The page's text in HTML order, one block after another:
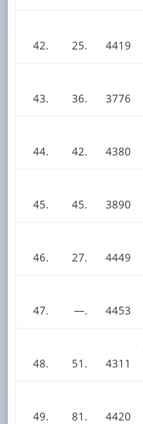
42. 25. 4419
43. 36. 3776
44. 42. 4380
45. 45. 3890
46. 27. 4449
47. —. 4453
48. 51. 4311
49. 81. 4420